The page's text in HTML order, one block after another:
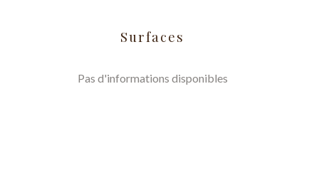
Surfaces
Pas d'informations disponibles